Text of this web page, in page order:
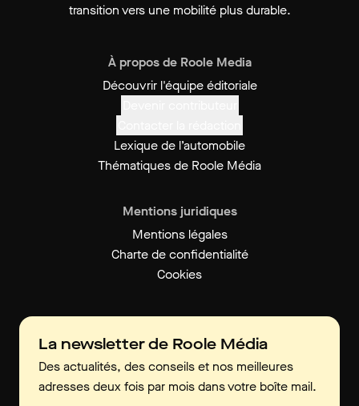
transition vers une mobilité plus durable.
À propos de Roole Media
Découvrir l'équipe éditoriale
Lexique de l’automobile
Thématiques de Roole Média
Mentions juridiques
Mentions légales
Charte de confidentialité
Cookies
La newsletter de Roole Média
Des actualités, des conseils et nos meilleures
adresses deux fois par mois dans votre boîte mail.